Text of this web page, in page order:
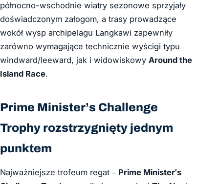
północno-wschodnie wiatry sezonowe sprzyjały
doświadczonym załogom, a trasy prowadzące
wokół wysp archipelagu Langkawi zapewniły
zarówno wymagające technicznie wyścigi typu
windward/leeward, jak i widowiskowy Around the
Island Race.
Prime Minister’s Challenge
Trophy rozstrzygnięty jednym
punktem
Najważniejsze trofeum regat – Prime Minister’s